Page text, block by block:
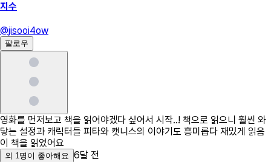
지수
@jisooi4ow
팔로우
영화를 먼저보고 책을 읽어야겠다 싶어서 시작..! 책으로 읽으니 훨씬 와
닿는 설정과 캐릭터들 피타와 캣니스의 이야기도 흥미롭다 재밌게 읽음
이 책을 읽었어요
외 1명 이 좋아해요 6달 전